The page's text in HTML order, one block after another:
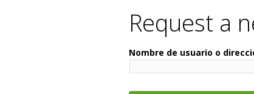
Request a
Nombre de usuario o